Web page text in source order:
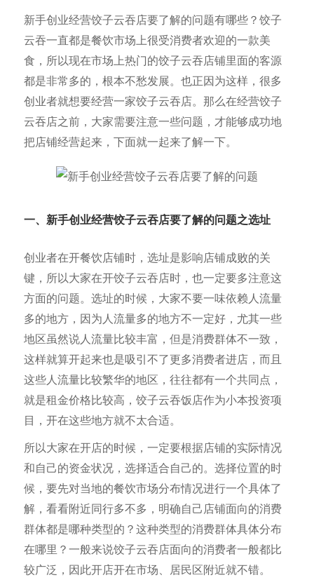
新手创业经营饺子云吞店要了解的问题有哪些？饺子
云吞一直都是餐饮市场上很受消费者欢迎的一款美
食，所以现在市场上热门的饺子云吞店铺里面的客源
都是非常多的，根本不愁发展。也正因为这样，很多
创业者就想要经营一家饺子云吞店。那么在经营饺子
云吞店之前，大家需要注意一些问题，才能够成功地
把店铺经营起来，下面就一起来了解一下。
一、新手创业经营饺子云吞店要了解的问题之选址
创业者在开餐饮店铺时，选址是影响店铺成败的关
键，所以大家在开饺子云吞店时，也一定要多注意这
方面的问题。选址的时候，大家不要一味依赖人流量
多的地方，因为人流量多的地方不一定好，尤其一些
地区虽然说人流量比较丰富，但是消费群体不一致，
这样就算开起来也是吸引不了更多消费者进店，而且
这些人流量比较繁华的地区，往往都有一个共同点，
就是租金价格比较高，饺子云吞饭店作为小本投资项
目，开在这些地方就不太合适。
所以大家在开店的时候，一定要根据店铺的实际情况
和自己的资金状况，选择适合自己的。选择位置的时
候，要先对当地的餐饮市场分布情况进行一个具体了
解，看看附近同行多不多，明确自己店铺面向的消费
群体都是哪种类型的？这种类型的消费群体具体分布
在哪里？一般来说饺子云吞店面向的消费者一般都比
较广泛，因此开店开在市场、居民区附近就不错。